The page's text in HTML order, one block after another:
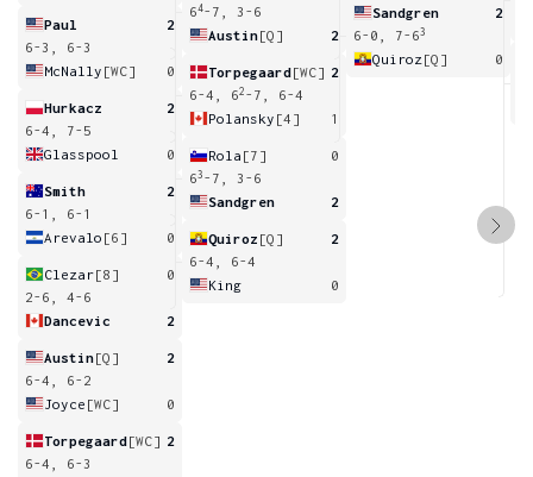
Paul
2
6-3, 6-3
McNally [WC] 0
Hurkacz
2
6-4, 7-5
Glasspool
0
Smith
2
6-1, 6-1
Arevalo [6] 0
Clezar[8]
0
2-6, 4-6
Dancevic
2
Austin[Q]
2
6-4, 6-2
Joyce [WC] 0
Torpegaard[WC] 2
6-4, 6-3
64-7, 3-6
Austin[Q] 2
Torpegaard[WC] 2
6-4, 62 -7, 6-4
Polansky [4] 1
Rola [7]
0
63 -7, 3-6
Sandgren
2
Quiroz [Q]
2
6-4, 6-4
King
0
Sandgren
2
6-0, 7-63
Quiroz [Q] 0